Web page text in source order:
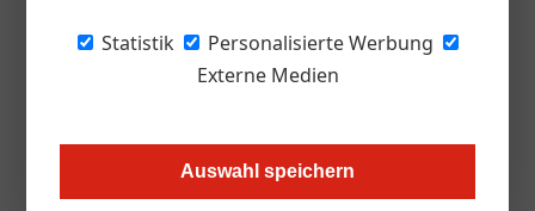
Statistik
Personalisierte Werbung
Externe Medien
Auswahl speichern
Wie wird Bier gebraut? Warum ist Hygiene im
Brauprozess das oberste Gebot? Und welche
Bier?